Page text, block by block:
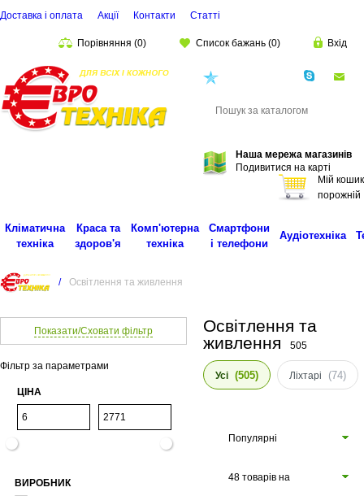
Доставка і оплата Акції Контакти Статті
Порівняння (0) Список бажань (0) Вхід
Наша мережа магазинів
Подивитися на карті
Мій кошик
порожній
Кліматична
техніка
Краса та
здоров'я
Комп'ютерна
техніка
Смартфони
і телефони
Аудіотехніка
/ Освітлення та живлення
Показати/Сховати фільтр
Фільтр за параметрами
ЦІНА
ВИРОБНИК
Освітлення та
живлення
505
Усі (505) Ліхтарі (74)
Популярні
48 товарів на